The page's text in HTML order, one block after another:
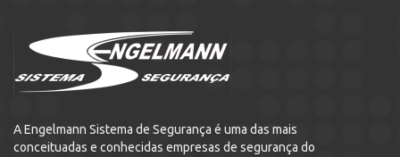
A Engelmann Sistema de Segurança é uma das mais
conceituadas e conhecidas empresas de segurança do